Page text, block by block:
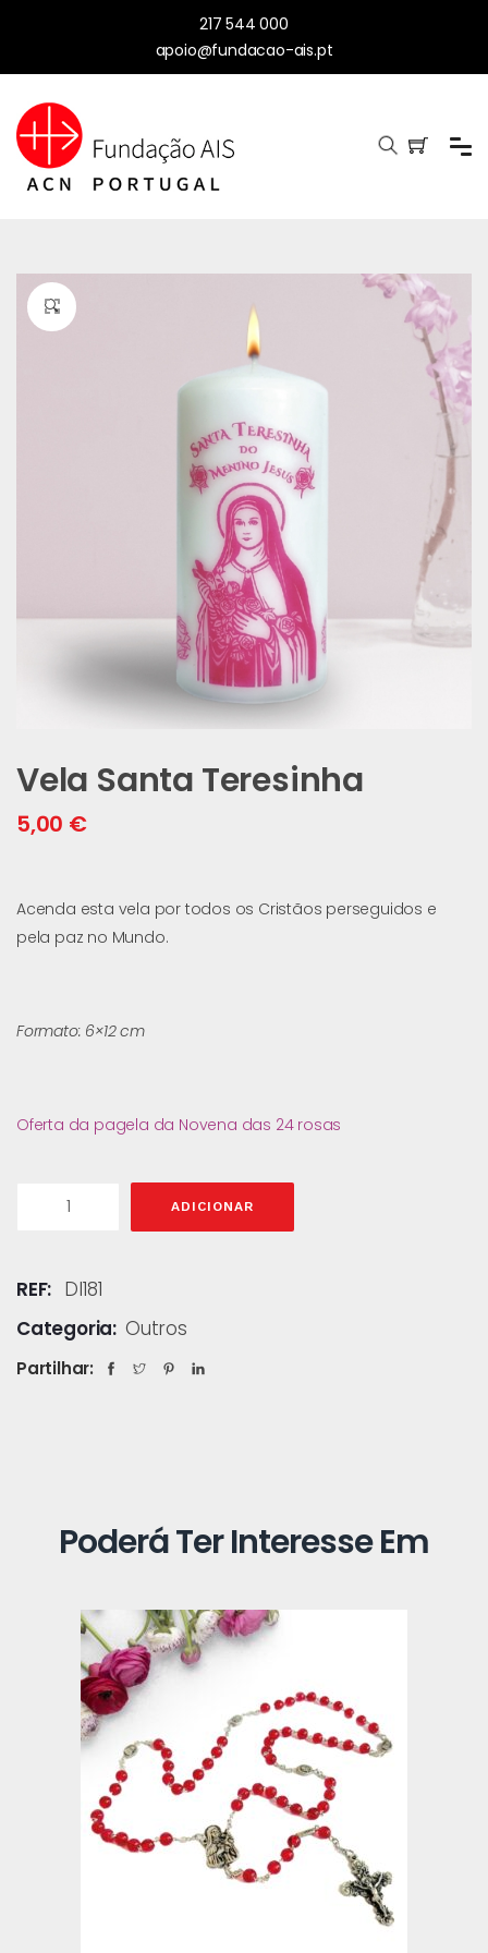
217 544 000
apoio@fundacao-ais.pt
🔍
Vela Santa Teresinha
5,00 €
Acenda esta vela por todos os Cristãos perseguidos e
pela paz no Mundo.
Formato: 6×12 cm
Oferta da pagela da Novena das 24 rosas
ADICIONAR
REF: DI181
Categoria: Outros
Partilhar:
Poderá Ter Interesse Em